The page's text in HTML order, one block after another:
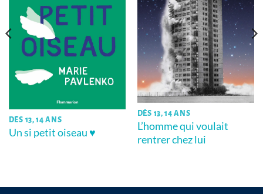
DÈS 13, 14 ANS
Un si petit oiseau ♥
DÈS 13, 14 ANS
L’homme qui voulait
rentrer chez lui